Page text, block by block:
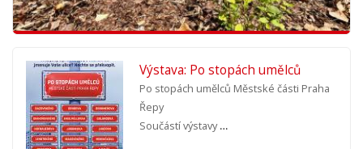
Výstava: Po stopách umělců
Po stopách umělců Městské části Praha
Řepy
Součástí výstavy…